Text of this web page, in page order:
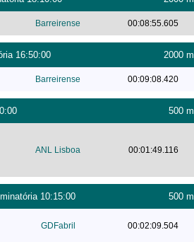
Barreirense 00:08:55.605
16:50:00 2000 m
Barreirense 00:09:08.420
500 m
ANL Lisboa 00:01:49.116
10:15:00 500 m
GDFabril 00:02:09.504